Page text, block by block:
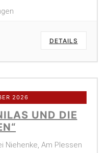
DETAILS
2026
UND DIE
Niehenke, Am Plessen